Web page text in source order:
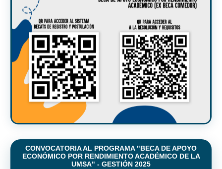
CONVOCATORIA AL PROGRAMA "BECA DE APOYO
ECONÓMICO POR RENDIMIENTO ACADÉMICO DE LA
UMSA" - GESTIÓN 2025